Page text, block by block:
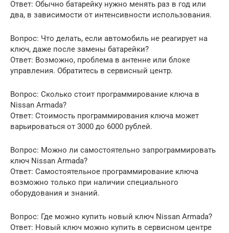
Ответ: Обычно батарейку нужно менять раз в год или
два, в зависимости от интенсивности использования.
Вопрос: Что делать, если автомобиль не реагирует на
ключ, даже после замены батарейки?
Ответ: Возможно, проблема в антенне или блоке
управления. Обратитесь в сервисный центр.
Вопрос: Сколько стоит программирование ключа в
Nissan Armada?
Ответ: Стоимость программирования ключа может
варьироваться от 3000 до 6000 рублей.
Вопрос: Можно ли самостоятельно запрограммировать
ключ Nissan Armada?
Ответ: Самостоятельное программирование ключа
возможно только при наличии специального
оборудования и знаний.
Вопрос: Где можно купить новый ключ Nissan Armada?
Ответ: Новый ключ можно купить в сервисном центре